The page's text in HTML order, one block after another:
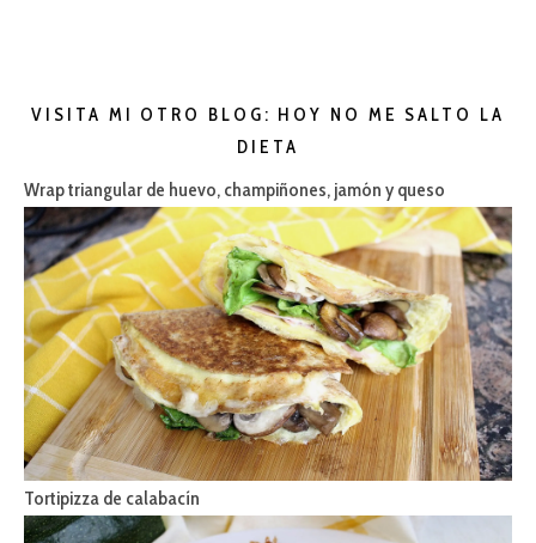
VISITA MI OTRO BLOG: HOY NO ME SALTO LA
DIETA
Wrap triangular de huevo, champiñones, jamón y queso
Tortipizza de calabacín